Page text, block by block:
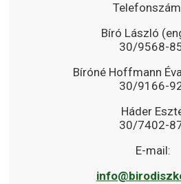
Bíró László
30/9568-
Bíróné Hoffmann
30/9166-
Háder
30/7402-
E-mail: